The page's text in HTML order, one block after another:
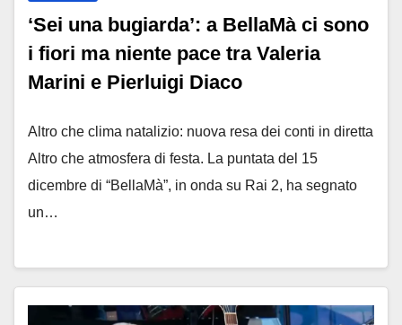
‘Sei una bugiarda’: a BellaMà ci sono
i fiori ma niente pace tra Valeria
Marini e Pierluigi Diaco
Altro che clima natalizio: nuova resa dei conti in diretta
Altro che atmosfera di festa. La puntata del 15
dicembre di “BellaMà”, in onda su Rai 2, ha segnato
un…